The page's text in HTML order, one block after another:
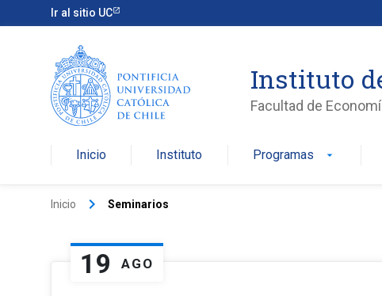
Ir al sitio UC
Instituto
Facultad de
Inicio Instituto Programas arrow_drop_down
Inicio keyboard_arrow_right Seminarios
19 AGO